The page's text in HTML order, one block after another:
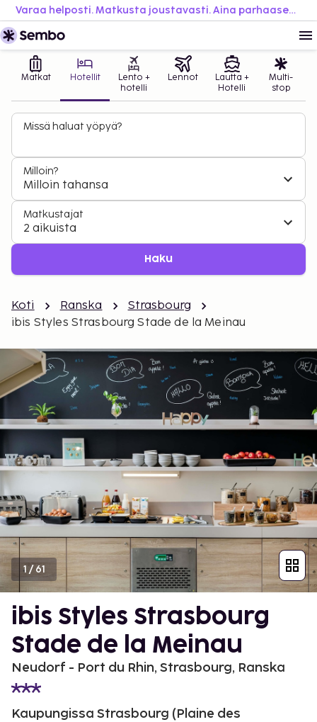
Varaa helposti. Matkusta joustavasti. Aina parhaaseen hintaan.
Matkat Hotellit
Lento +
hotelli
Lennot
Lautta +
Hotelli
Multi-
stop
Missä haluat yöpyä?
Milloin?
Milloin tahansa
Matkustajat
2 aikuista
Haku
Koti Ranska
Strasbourg
ibis Styles Strasbourg Stade de la Meinau
1 /61
ibis Styles Strasbourg
Stade de la Meinau
Neudorf - Port du Rhin, Strasbourg, Ranska
Kaupungissa Strasbourg (Plaine des